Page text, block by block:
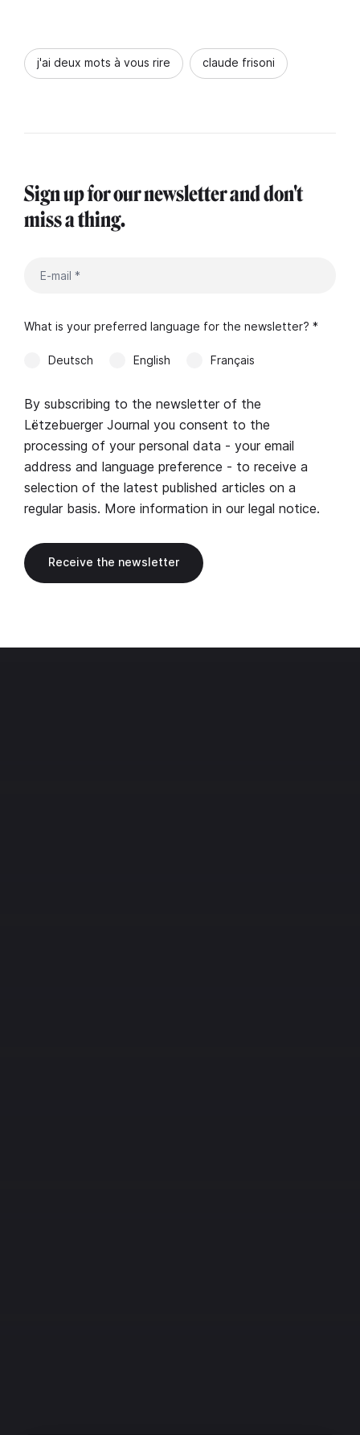
j'ai deux mots à vous rire claude frisoni
Sign up for our newsletter and don't
miss a thing.
What is your preferred language for the newsletter? *
Deutsch English Français
By subscribing to the newsletter of the
Lëtzebuerger Journal you consent to the
processing of your personal data - your email
address and language preference - to receive a
selection of the latest published articles on a
regular basis. More information in our legal notice.